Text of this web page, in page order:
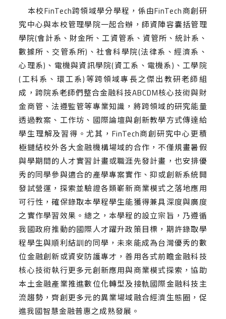
本校FinTech跨領域學分學程，係由FinTech商創研
究中心與本校管理學院一起合辦，師資陣容囊括管理
學院(會計系、財金所、工資管系、資管所、統計系、
數據所、交管系所)、社會科學院(法律系、經濟系、
心理系)、電機與資訊學院(資工系、電機系)、工學院
(工科系、環工系)等跨領域專長之傑出教研老師組
成，跨院系老師們整合金融科技ABCDM核心技術與財
金商管、法遵監管等專業知識，將跨領域的研究能量
透過教案、工作坊、國際論壇與創新教學方式傳達給
學生理解及習得。尤其，FinTech商創研究中心更積
極鏈結校外各大金融機構場域的合作，不僅規畫暑假
與學期間的人才實習計畫或職涯先發計畫，也安排優
秀的同學參與適合的產學專案實作、抑或創新系統開
發試營運，探索並驗證各類嶄新商業模式之落地應用
可行性，確保錄取本學程學生能獲得兼具深度與廣度
之實作學習效果。總之，本學程的設立宗旨，乃遵循
我國政府推動的國際人才躍升政策目標，期許錄取學
程學生與順利結訓的同學，未來能成為台灣優秀的數
位金融創新或資安防護專才，善用各式前瞻金融科技
核心技術執行更多元創新應用與商業模式探索，協助
本土金融產業推進數位化轉型及接軌國際金融科技主
流趨勢，齊創更多元的異業場域融合經濟生態圈，促
進我國智慧金融普惠之成熟發展。